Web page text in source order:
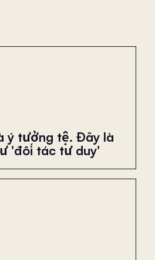
ý tưởng tệ. Đây là
'đối tác tư duy'